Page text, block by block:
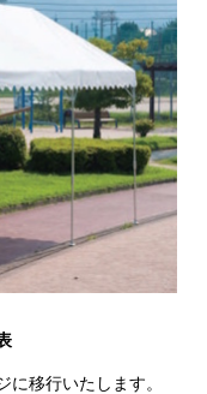
移行いたします。